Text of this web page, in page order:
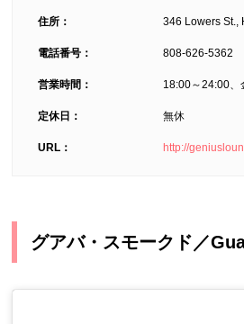
住所： 346 Lowers St.,
電話番号： 808-626-5362
営業時間： 18:00～24:00
定休日： 無休
URL： http://
グアバ・スモークド／